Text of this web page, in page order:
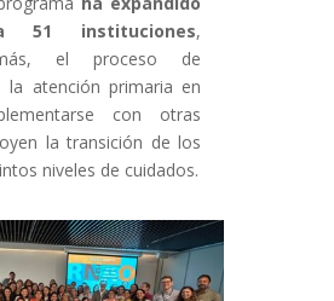
51 instituciones,
el proceso de
la atención primaria en
con otras
la transición de los
niveles de cuidados.